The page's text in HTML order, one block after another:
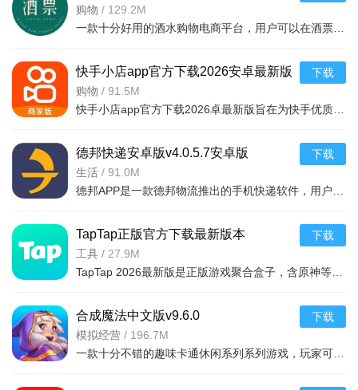
购物 / 129.2M
快手小店app官方下载2026安卓最新版
v7.2.40.481安卓最新版
购物 / 91.5M
下载
德邦快递安卓版v4.0.5.7安卓版
生活 / 91.0M
下载
TapTap正版官方下载最新版本
2026v2.94.0-mkt#100300手机版
工具 / 27.9M
下载
合成魔法中文版v9.6.0
模拟经营 / 196.7M
下载